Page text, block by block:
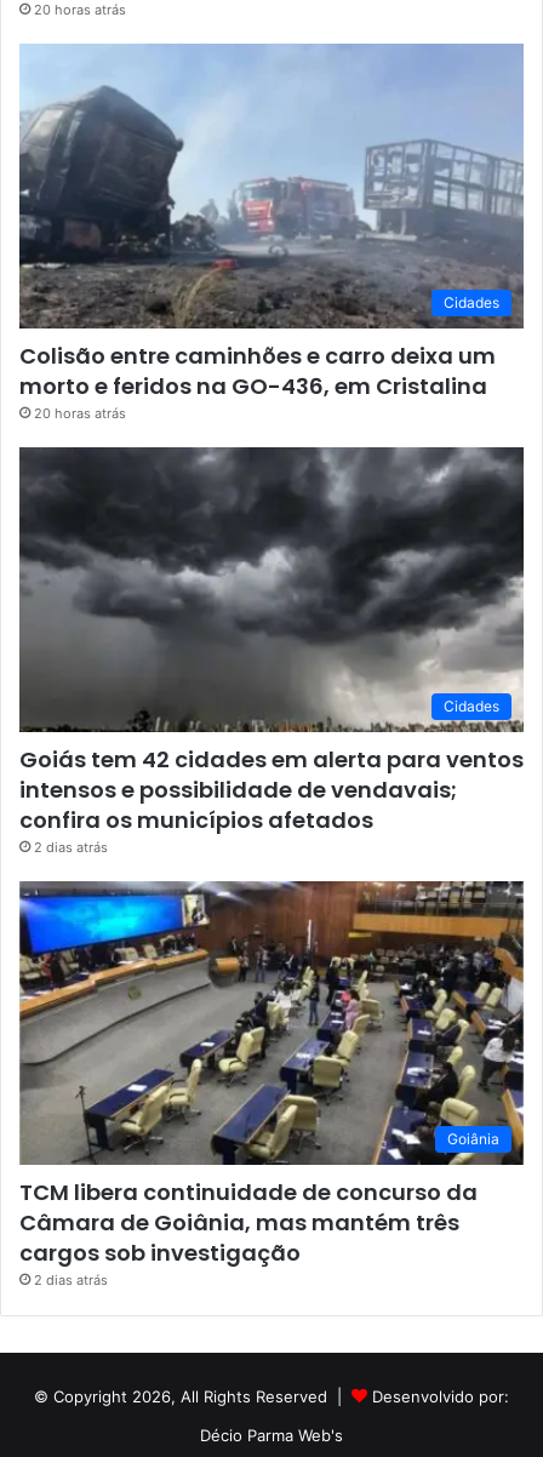
20 horas atrás
Cidades
Colisão entre caminhões e carro deixa um
morto e feridos na GO-436, em Cristalina
20 horas atrás
Cidades
Goiás tem 42 cidades em alerta para ventos
intensos e possibilidade de vendavais;
confira os municípios afetados
2 dias atrás
Goiânia
TCM libera continuidade de concurso da
Câmara de Goiânia, mas mantém três
cargos sob investigação
2 dias atrás
© Copyright 2026, All Rights Reserved |
Desenvolvido por:
Décio Parma Web's